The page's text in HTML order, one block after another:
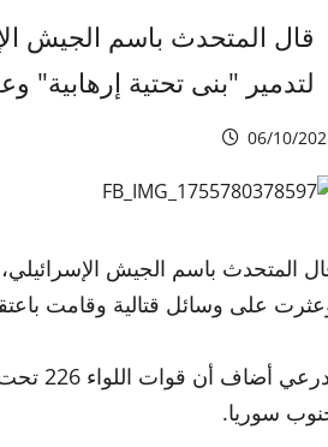
لتدمير "بنى تحتية
06/10/
على وسائل قتالية وقامت
سوريا.